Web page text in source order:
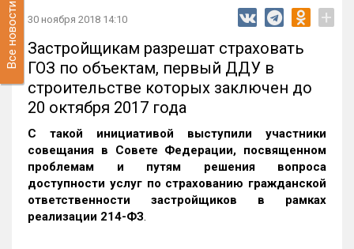
Все новости 30 ноября 2018 14:10 +
Застройщикам разрешат страховать
ГОЗ по объектам, первый ДДУ в
строительстве которых заключен до
20 октября 2017 года
С такой инициативой выступили участники
совещания в Совете Федерации, посвященном
проблемам и путям решения вопроса
доступности услуг по страхованию гражданской
ответственности застройщиков в рамках
реализации 214-ФЗ.